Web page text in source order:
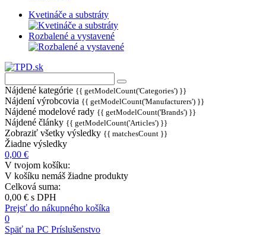
Kvetináče a substráty
Rozbalené a vystavené
Nájdené kategórie {{ getModelCount('Categories') }}
Nájdení výrobcovia {{ getModelCount('Manufacturers') }}
Nájdené modelové rady {{ getModelCount('Brands') }}
Nájdené články {{ getModelCount('Articles') }}
Zobraziť všetky výsledky {{ matchesCount }}
Žiadne výsledky
0,00 €
V tvojom košíku:
V košíku nemáš žiadne produkty
Celková suma:
0,00 € s DPH
Prejsť do nákupného košíka
0
Späť na PC Príslušenstvo